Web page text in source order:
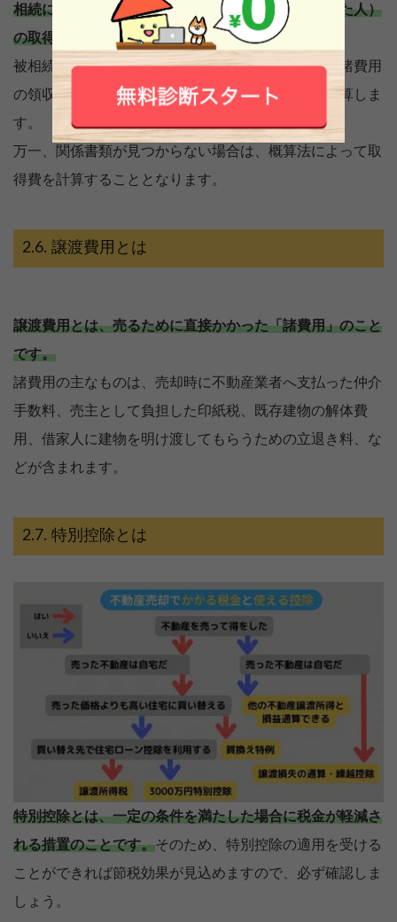
相続によって取得した場合は、被相続人（亡くなった人）
の取得費を引き継ぐこととなります。
被相続人がその不動産を取得した時の売買契約書や諸費用
の領収書などがあれば、それらをもとに取得費を計算しま
す。
万一、関係書類が見つからない場合は、概算法によって取
得費を計算することとなります。
譲渡費用とは
譲渡費用とは、売るために直接かかった「諸費用」のこと
です。
諸費用の主なものは、売却時に不動産業者へ支払った仲介
手数料、売主として負担した印紙税、既存建物の解体費
用、借家人に建物を明け渡してもらうための立退き料、な
どが含まれます。
特別控除とは
特別控除とは、一定の条件を満たした場合に税金が軽減さ
れる措置のことです。そのため、特別控除の適用を受ける
ことができれば節税効果が見込めますので、必ず確認しま
しょう。